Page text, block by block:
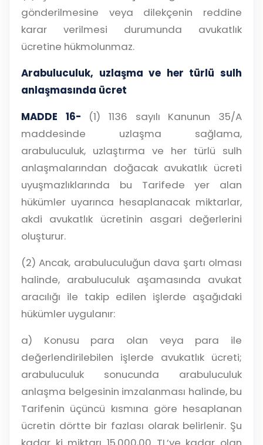
gönderilmesine veya dilekçenin reddine
karar verilmesi durumunda avukatlık
ücretine hükmolunmaz.
Arabuluculuk, uzlaşma ve her türlü sulh
anlaşmasında ücret
MADDE 16- (1) 1136 sayılı Kanunun 35/A
maddesinde uzlaşma sağlama,
arabuluculuk, uzlaştırma ve her türlü sulh
anlaşmalarından doğacak avukatlık ücreti
uyuşmazlıklarında bu Tarifede yer alan
hükümler uyarınca hesaplanacak miktarlar,
akdi avukatlık ücretinin asgari değerlerini
oluşturur.
(2) Ancak, arabuluculuğun dava şartı olması
halinde, arabuluculuk aşamasında avukat
aracılığı ile takip edilen işlerde aşağıdaki
hükümler uygulanır:
a) Konusu para olan veya para ile
değerlendirilebilen işlerde avukatlık ücreti;
arabuluculuk sonucunda arabuluculuk
anlaşma belgesinin imzalanması halinde, bu
Tarifenin üçüncü kısmına göre hesaplanan
ücretin dörtte bir fazlası olarak belirlenir. Şu